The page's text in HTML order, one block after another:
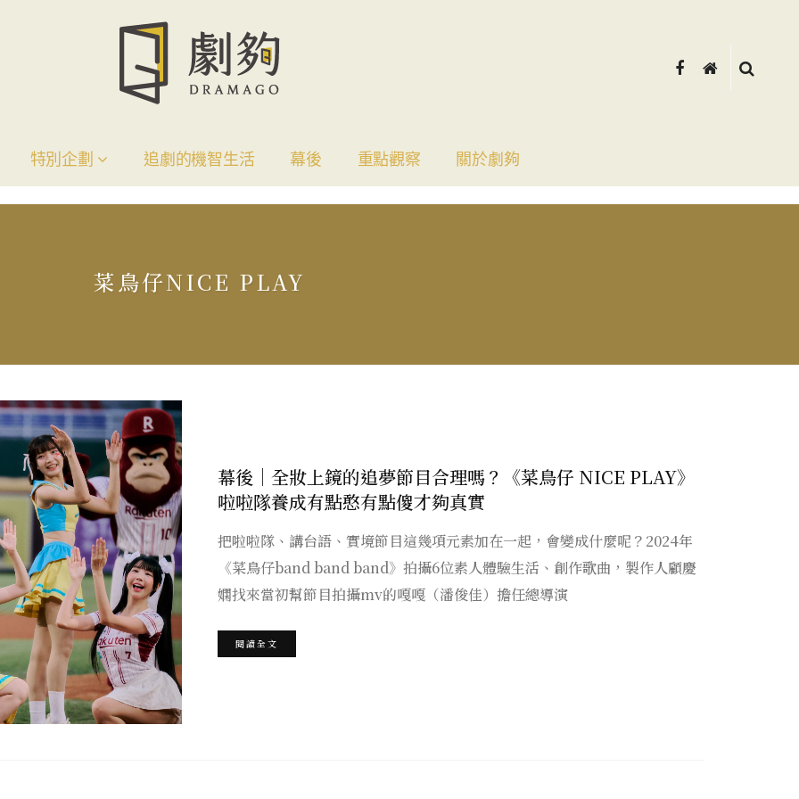
特別企劃 追劇的機智生活 幕後 重點觀察 關於劇夠
菜鳥仔NICE PLAY
幕後｜全妝上鏡的追夢節目合理嗎？《菜鳥仔 NICE PLAY》
啦啦隊養成有點憨有點傻才夠真實
把啦啦隊、講台語、實境節目這幾項元素加在一起，會變成什麼呢？2024年
《菜鳥仔band band band》拍攝6位素人體驗生活、創作歌曲，製作人顧慶
嫻找來當初幫節目拍攝mv的嘎嘎（潘俊佳）擔任總導演
閱讀全文